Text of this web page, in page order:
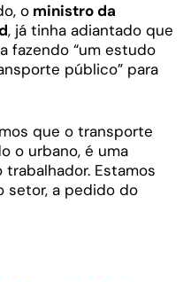
o ministro da
, já tinha adiantado que
fazendo “um estudo
público” para
que o transporte
o urbano, é uma
Estamos
setor, a pedido do